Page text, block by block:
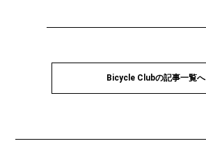
Bicycle Clubの記事一覧へ